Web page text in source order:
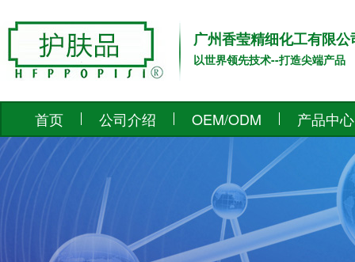
广州香莹精细化工有限公
以世界领先技术--打造尖端产品
首页 公司介绍 OEM/ODM 产品中心